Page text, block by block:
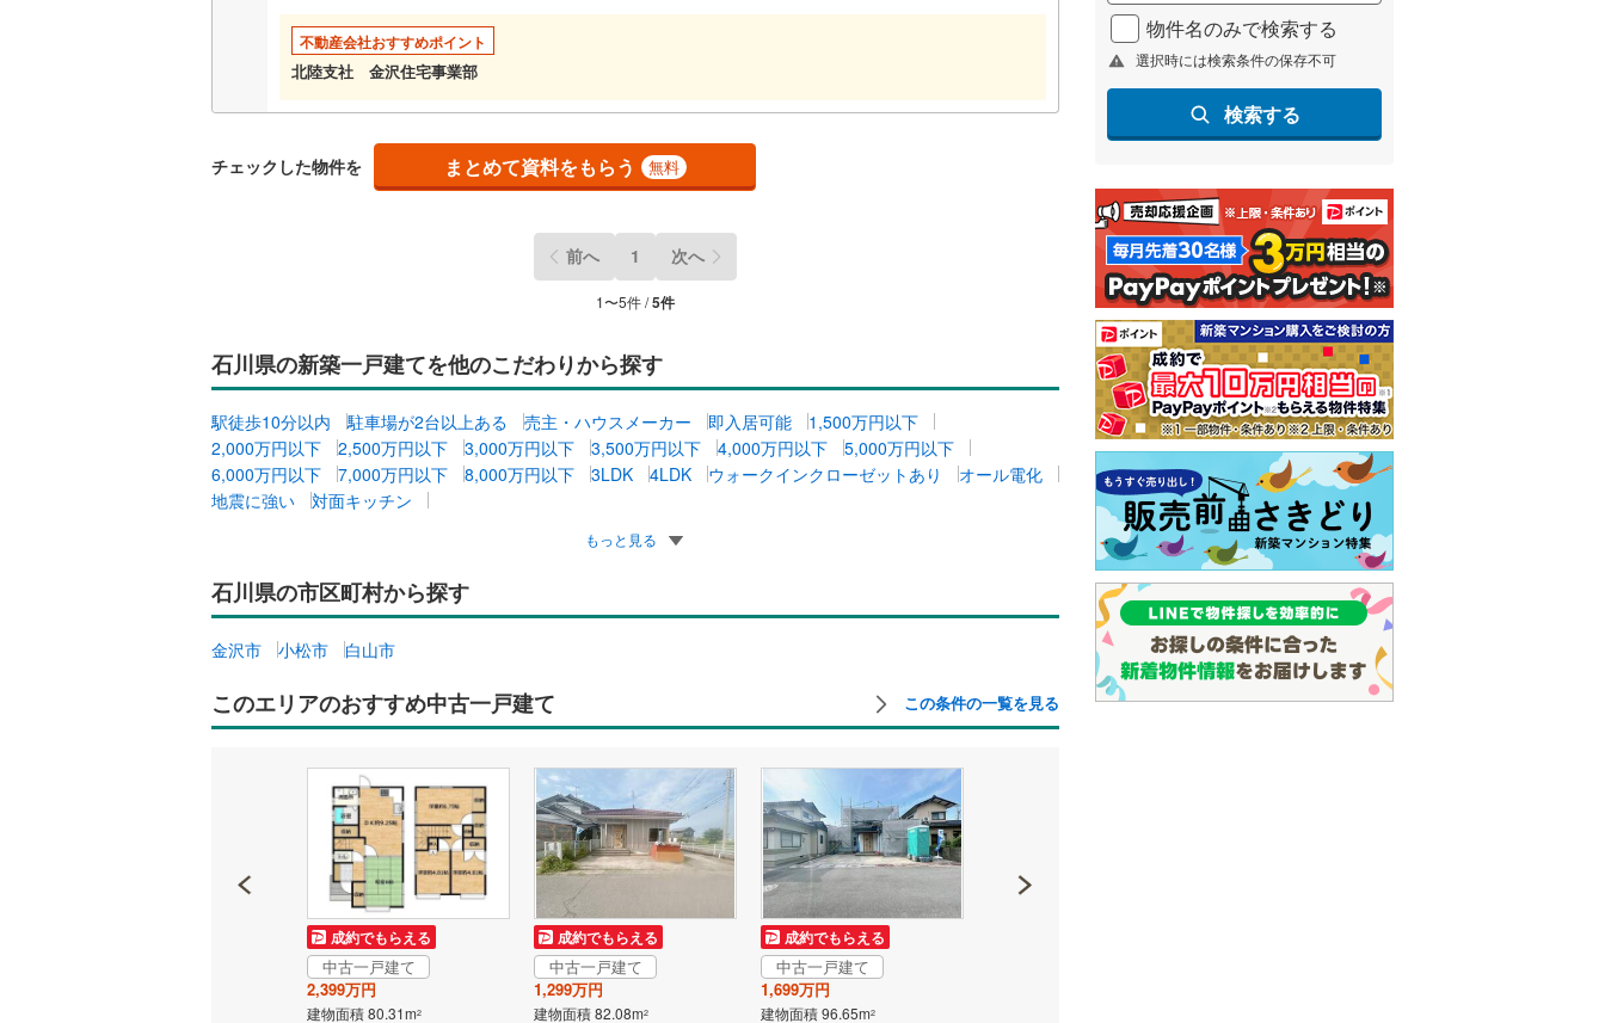
不動産会社おすすめポイント
北陸支社 金沢住宅事業部
チェックした物件を まとめて資料をもらう 無料
前へ 1 次へ
1〜5件 /5件
石川県の新築一戸建てを他のこだわりから探す
駅徒歩10分以内 駐車場が2台以上ある 売主・ハウスメーカー 即入居可能
1,500万円以下
2,000万円以下
2,500万円以下 3,000万円以下 3,500万円以下 4,000万円以下
5,000万円以下
6,000万円以下
7,000万円以下 8,000万円以下 3LDK 4LDK ウォークインクローゼットあり
オール電化
地震に強い
対面キッチン
もっと見る
石川県の市区町村から探す
金沢市 小松市 白山市
このエリアのおすすめ中古一戸建て この条件の一覧を見る
成約でもらえる
中古一戸建て
2,399万円
建物面積 80.31m2
成約でもらえる
中古一戸建て
1,299万円
建物面積 82.08m2
成約でもらえる
中古一戸建て
1,699万円
建物面積 96.65m2
物件名のみで検索する
選択時には検索条件の保存不可
検索する